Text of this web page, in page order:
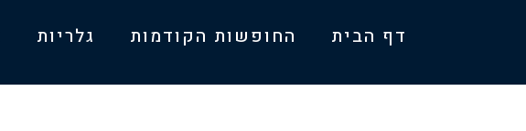
דף הבית החופשות הקודמות גלריות